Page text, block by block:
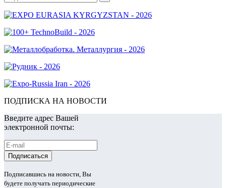
ПОДПИСКА НА НОВОСТИ
Введите адрес Вашей
электронной почты:
Подписавшись на новости, Вы
будете получать периодические